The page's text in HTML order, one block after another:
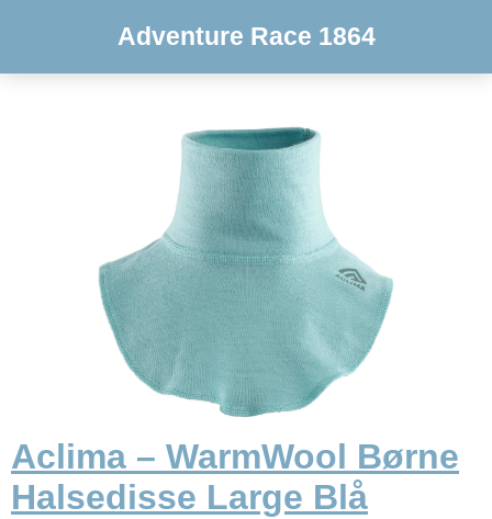
Adventure Race 1864
Aclima – WarmWool Børne
Halsedisse Large Blå